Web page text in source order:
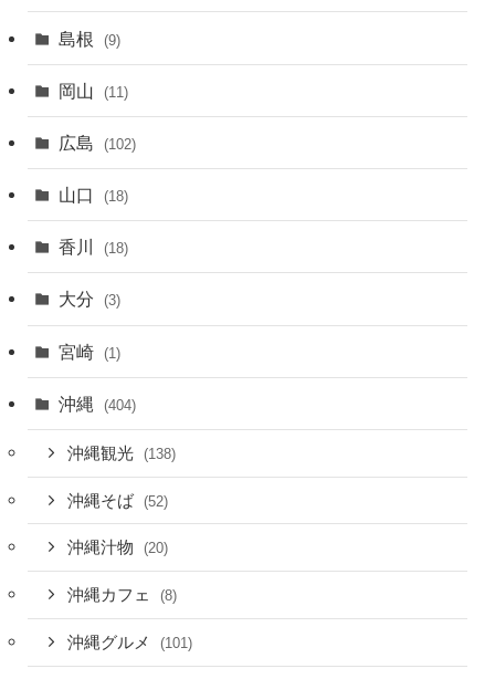
島根 (9)
岡山 (11)
広島 (102)
山口 (18)
香川 (18)
大分 (3)
宮崎 (1)
沖縄 (404)
沖縄観光 (138)
沖縄そば (52)
沖縄汁物 (20)
沖縄カフェ (8)
沖縄グルメ (101)